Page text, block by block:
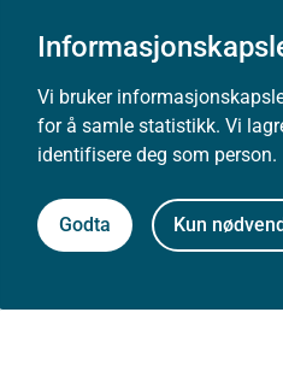
Vi bruker
for å samle statistikk. Vi
identifisere deg som person.
Godta Kun
31.08.2020